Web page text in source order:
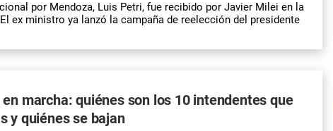
por Mendoza, Luis Petri, fue recibido por Javier Milei en la
ex ministro ya lanzó la campaña de reelección del presidente
en marcha: quiénes son los 10 intendentes que
y quiénes se bajan